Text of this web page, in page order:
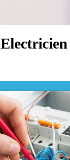
Electricien